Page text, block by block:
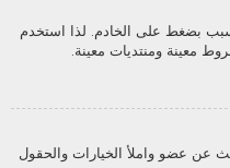
بضغط على الخادم. لذا استخدم
معينة ومنتديات معينة.
عن عضو واملأ الخيارات والحقول